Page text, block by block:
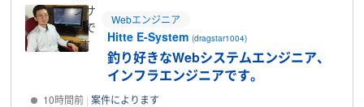
ンサ
ーで
す
Webエンジニア
Hitte E-System(dragstar1004)
釣り好きなWebシステムエンジニア、
インフラエンジニアです。
10時間前 案件によります